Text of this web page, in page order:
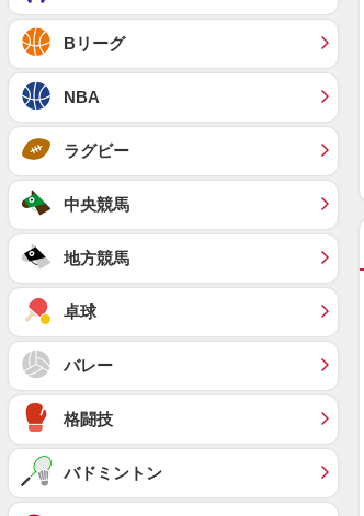
Bリーグ
NBA
ラグビー
中央競馬
地方競馬
卓球
バレー
格闘技
バドミントン